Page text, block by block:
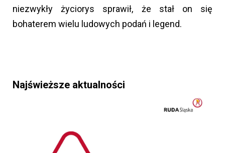
niezwykły życiorys sprawił, że stał on się
bohaterem wielu ludowych podań i legend.
Najświeższe aktualności